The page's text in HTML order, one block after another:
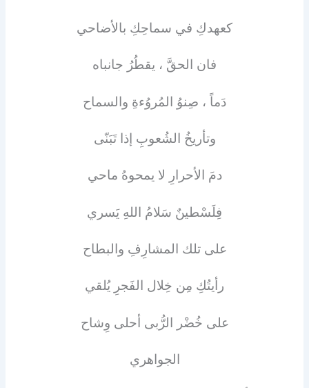
كعهدكِ في سماحِكِ بالأضاحي
فان الحقَّ ، يقطُرُ جانباه
دَماً ، صِنوُ المُروُءةِ والسماح
وتأريخُ الشُعوبِ إذا تَبَنّى
دمَ الأحرارِ لا يمحوهُ ماحي
فِلَسْطينٌ سَلامُ اللهِ يَسري
على تلك المشارِفِ والبطاح
رأيتُكِ مِن خِلال الفَجرِ يُلقي
على خُضْر الرُّبى أحلى وِشاح
الجواهري